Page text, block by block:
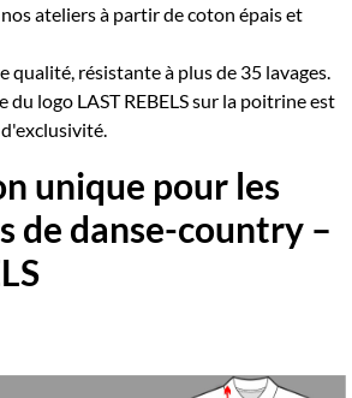
ateliers à partir de coton épais et
résistante à plus de 35 lavages.
logo LAST REBELS sur la poitrine est
unique pour les
de danse-country –